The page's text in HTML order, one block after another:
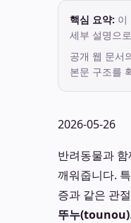
핵심 요약: 이
세부 설명으
공개 웹 문서
본문 구조를
2026-05-26
반려동물과
깨워줍니다.
증과 같은 관
뚜누(tounou)